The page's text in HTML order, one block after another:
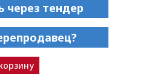
через тендер